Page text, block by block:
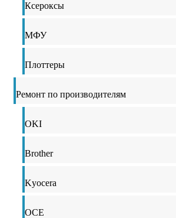
Ксероксы
МФУ
Плоттеры
Ремонт по производителям
OKI
Brother
Kyocera
OCE